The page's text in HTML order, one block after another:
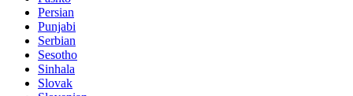
Persian
Punjabi
Serbian
Sesotho
Sinhala
Slovak